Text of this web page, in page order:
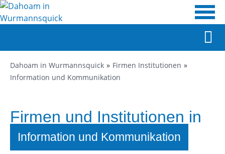
Dahoam in Wurmannsquick
Firmen Institutionen
Information und Kommunikation
Firmen und Institutionen in
Wurmannsquick
Information und Kommunikation